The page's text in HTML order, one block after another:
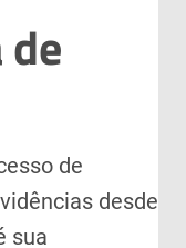
de
de
desde
sua